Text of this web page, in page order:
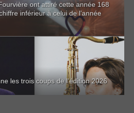
ont attiré cette année 168
inférieur à celui de l’année
les trois coups de l’édition 2026